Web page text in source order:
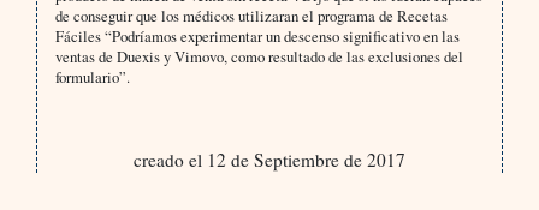
de conseguir que los médicos utilizaran el programa de Recetas
Fáciles “Podríamos experimentar un descenso significativo en las
ventas de Duexis y Vimovo, como resultado de las exclusiones del
formulario”.
creado el 12 de Septiembre de 2017